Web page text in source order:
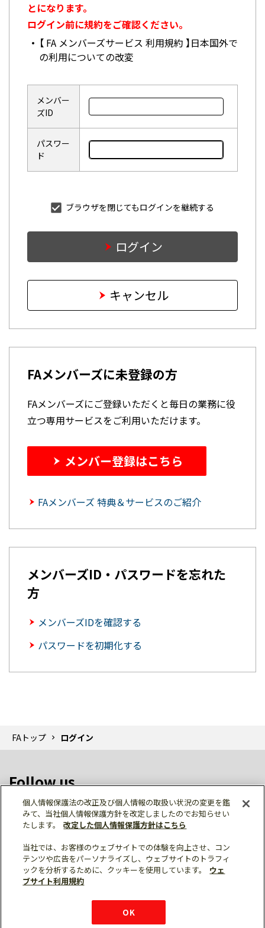
とになります。
ログイン前に規約をご確認ください。
【 FA メンバーズサービス 利用規約 】日本国外で
の利用についての改変
メンバー
ズID
パスワー
ド
ブラウザを閉じてもログインを継続する
ログイン
キャンセル
FAメンバーズに未登録の方
FAメンバーズにご登録いただくと毎日の業務に役
立つ専用サービスをご利用いただけます。
メンバー登録はこちら
FAメンバーズ 特典＆サービスのご紹介
メンバーズID・パスワードを忘れた
方
メンバーズIDを確認する
パスワードを初期化する
FAトップ ログイン
Follow us
個人情報保護 利用規約
ご利用にあたって
サイトマップ
三菱電機トップ
個人情報保護法の改正及び個人情報の取扱い状況の変更を鑑
みて、当社個人情報保護方針を改定しましたのでお知らせい
たします。
改定した個人情報保護方針はこちら
当社では、お客様のウェブサイトでの体験を向上させ、コン
テンツや広告をパーソナライズし、ウェブサイトのトラフィ
ックを分析するために、クッキーを使用しています。
ウェ
ブサイト利用規約
OK
チャットサービス